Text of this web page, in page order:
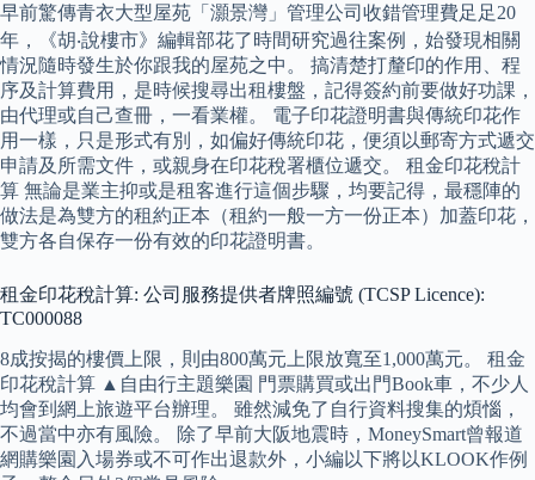
早前驚傳青衣大型屋苑「灝景灣」管理公司收錯管理費足足20
年，《胡‧說樓市》編輯部花了時間研究過往案例，始發現相關
情況隨時發生於你跟我的屋苑之中。 搞清楚打釐印的作用、程
序及計算費用，是時候搜尋出租樓盤，記得簽約前要做好功課，
由代理或自己查冊，一看業權。 電子印花證明書與傳統印花作
用一樣，只是形式有別，如偏好傳統印花，便須以郵寄方式遞交
申請及所需文件，或親身在印花稅署櫃位遞交。 租金印花稅計
算 無論是業主抑或是租客進行這個步驟，均要記得，最穩陣的
做法是為雙方的租約正本（租約一般一方一份正本）加蓋印花，
雙方各自保存一份有效的印花證明書。
租金印花稅計算: 公司服務提供者牌照編號 (TCSP Licence):
TC000088
8成按揭的樓價上限，則由800萬元上限放寬至1,000萬元。 租金
印花稅計算 ▲自由行主題樂園 門票購買或出門Book車，不少人
均會到網上旅遊平台辦理。 雖然減免了自行資料搜集的煩惱，
不過當中亦有風險。 除了早前大阪地震時，MoneySmart曾報道
網購樂園入場券或不可作出退款外，小編以下將以KLOOK作例